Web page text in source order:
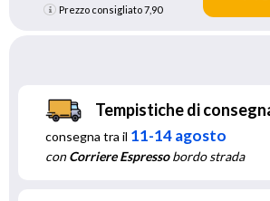
Prezzo consigliato7,90
Tempistiche di
consegna tra il 11-14 agosto
conCorriere Espressobordo strada